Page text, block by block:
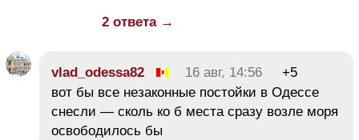
2 ответа →
vlad_odessa82 16 авг, 14:56
+5
вот бы все незаконные постойки в Одессе
снесли — сколь ко б места сразу возле моря
освободилось бы